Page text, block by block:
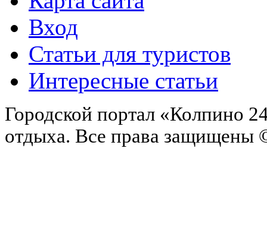
Вход
Статьи для туристов
Интересные статьи
Городской портал «Колпино
отдыха. Все права защищены